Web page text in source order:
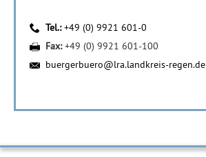
Tel.:+49 (0) 9921 601-0
Fax:+49 (0) 9921 601-100
buergerbuero@lra.landkreis-regen.de